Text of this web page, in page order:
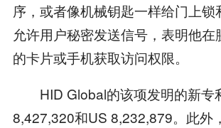
序，或者像机械钥匙一样给门上锁
允许用户秘密发送信号，表明他在
的卡片或手机获取访问权限。
HID Global的该项发明的新专
8,427,320和US 8,232,879。此外